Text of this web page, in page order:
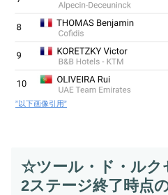
”以下画像引用”
☆ツール・ド・ルク
2ステージ終了時点